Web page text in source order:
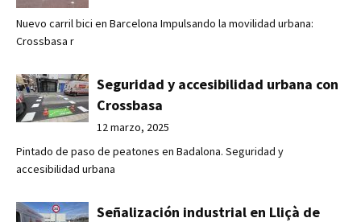
Nuevo carril bici en Barcelona Impulsando la movilidad urbana:
Crossbasa r
Seguridad y accesibilidad urbana con
Crossbasa
12 marzo, 2025
Pintado de paso de peatones en Badalona. Seguridad y
accesibilidad urbana
Señalización industrial en Lliçà de